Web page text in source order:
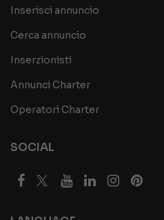
Inserisci annuncio
Cerca annuncio
Inserzionisti
Annunci Charter
Operatori Charter
SOCIAL